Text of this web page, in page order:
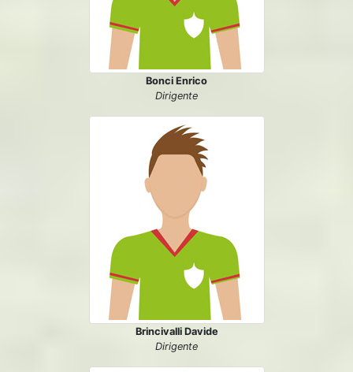
Bonci Enrico
Dirigente
Brincivalli Davide
Dirigente